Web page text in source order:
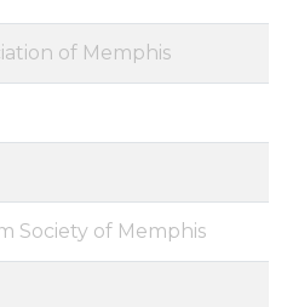
of Memphis
Society of Memphis